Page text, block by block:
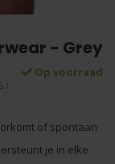
- Grey
Op voorraad
/
of spontaan
je in elke